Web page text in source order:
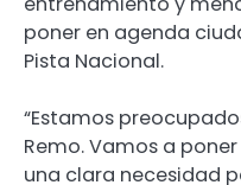
poner en agenda
Pista Nacional.
“Estamos
Remo. Vamos a
una clara necesidad